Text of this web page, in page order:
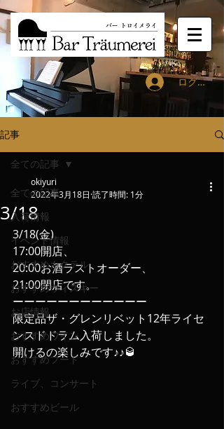
ログイン
記事
全ての記事
入荷情報
イベント情報
おすすめカクテル
おすすめウィスキー
お店情報
おすすめワイン
おすすめフード
ライブ、コンサート
おすすめビール
全ての記事
3/18
okiyuri
2022年3月18日 読了時間: 1分
3/18(金)
17:00開店、
20:00お酒ラストオーダー、
21:00閉店です。
ーーーーーーーーーーーー
限定品ザ・グレンリベット12年ライセ
ンスドドラム入荷しました。
開けるの楽しみです♪♪🥃